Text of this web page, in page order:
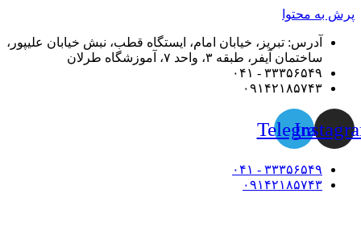
پرش به محتوا
آدرس: تبریز، خیابان امام، ایستگاه قطب، نبش خیابان علیپور،
ساختمان آیفر، طبقه ۳، واحد ۷، آموزشگاه طرلان
۳۳۳۵۶۵۴۹ - ۰۴۱
۰۹۱۴۲۱۸۵۷۴۳
Telegram
۳۳۳۵۶۵۴۹ - ۰۴۱
۰۹۱۴۲۱۸۵۷۴۳